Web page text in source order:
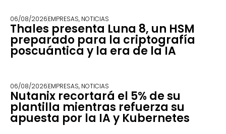
06/08/2026EMPRESAS, NOTICIAS
Thales presenta Luna 8, un HSM
preparado para la criptografía
poscuántica y la era de la IA
06/08/2026EMPRESAS, NOTICIAS
Nutanix recortará el 5% de su
plantilla mientras refuerza su
apuesta por la IA y Kubernetes